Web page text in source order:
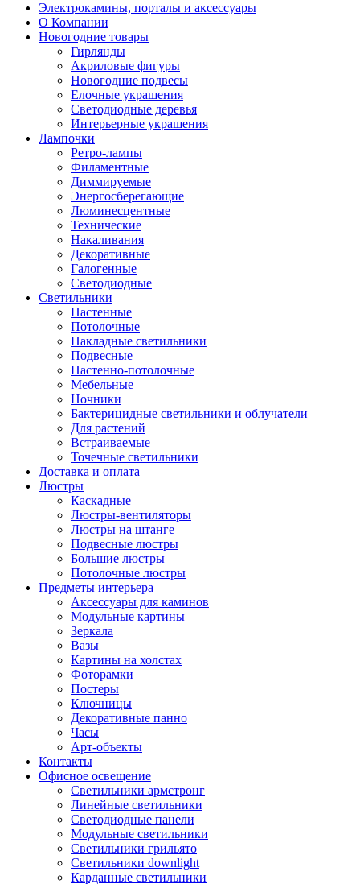
Электрокамины, порталы и аксессуары
О Компании
Новогодние товары
Гирлянды
Акриловые фигуры
Новогодние подвесы
Елочные украшения
Светодиодные деревья
Интерьерные украшения
Лампочки
Ретро-лампы
Филаментные
Диммируемые
Энергосберегающие
Люминесцентные
Технические
Накаливания
Декоративные
Галогенные
Светодиодные
Светильники
Настенные
Потолочные
Накладные светильники
Подвесные
Настенно-потолочные
Мебельные
Ночники
Бактерицидные светильники и облучатели
Для растений
Встраиваемые
Точечные светильники
Доставка и оплата
Люстры
Каскадные
Люстры-вентиляторы
Люстры на штанге
Подвесные люстры
Большие люстры
Потолочные люстры
Предметы интерьера
Аксессуары для каминов
Модульные картины
Зеркала
Вазы
Картины на холстах
Фоторамки
Постеры
Ключницы
Декоративные панно
Часы
Арт-объекты
Контакты
Офисное освещение
Светильники армстронг
Линейные светильники
Светодиодные панели
Модульные светильники
Светильники грильято
Светильники downlight
Карданные светильники